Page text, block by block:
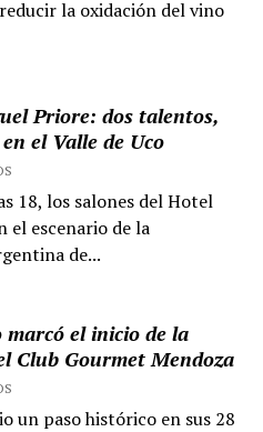
la oxidación del vino
Priore: dos talentos,
el Valle de Uco
18, los salones del Hotel
el escenario de la
de...
el inicio de la
Club Gourmet Mendoza
un paso histórico en sus 28